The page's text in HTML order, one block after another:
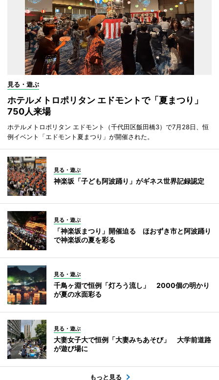
見る・遊ぶ
ホテルメトロポリタン エドモントで「夏まつり」
750人来場
ホテルメトロポリタン エドモント（千代田区飯田橋3）で7月28日、恒
例イベント「エドモント夏まつり」が開催された。
見る・遊ぶ
神楽坂「子ども阿波踊り」がギネス世界記録認定
見る・遊ぶ
「神楽坂まつり」開催迫る ほおずき市と阿波踊り
で神楽坂の夏を彩る
見る・遊ぶ
千鳥ヶ淵で恒例「灯ろう流し」 2000個の明かり
が夏の水面彩る
見る・遊ぶ
大妻女子大で恒例「大妻みちあそび」 大学前道路
が遊び場に
もっと見る